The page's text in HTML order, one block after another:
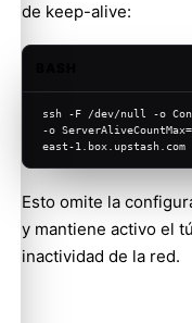
de keep-alive:
ssh -F /dev/null -o
-o
east-1.box.upstash.com
Esto omite la
y mantiene activo el
inactividad de la red.